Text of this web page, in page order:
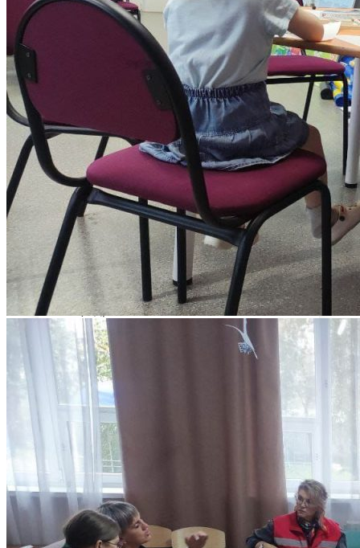
ЭКОНОМИЧЕСКИЙ ФАКУЛЬТЕТ
Деканат экономического факультета
Кафедра менеджмента
Кафедра прикладной математики и
информатики
Кафедра экономики
Кафедра экономики и менеджмента
ФАКУЛЬТЕТ ПСИХОЛОГИИ
Деканат психологического факультета
Кафедра психологии
Кафедра общественных наук
Психологический центр «Сфера»
ЮРИДИЧЕСКИЙ ФАКУЛЬТЕТ
Кафедра общеправовых дисциплин и
дополнительного образования
Кафедра уголовного права и процесса
Юридическая клиника